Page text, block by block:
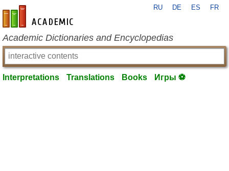
en-academic.com
RU DE ES FR
Academic Dictionaries and Encyclopedias
Interpretations Translations Books Игры ⚽